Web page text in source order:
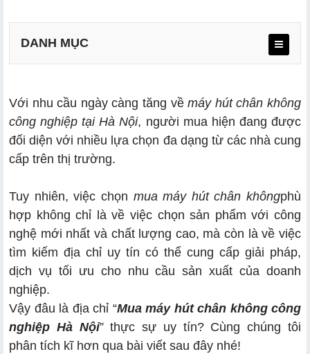
DANH MỤC
2.1. Kinh nghiệm trong ngành máy hút chân không
2.2. Quy mô sự phát triển của công ty
2.3. Sản phẩm cung cấp phải đa dạng
2.4. Chính sách bảo hành sản phẩm
Với nhu cầu ngày càng tăng vềmáy hút chân không
công nghiệp tại Hà Nội, người mua hiện đang được
đối diện với nhiều lựa chọn đa dạng từ các nhà cung
cấp trên thị trường.
Tuy nhiên, việc chọn mua máy hút chân khôngphù
hợp không chỉ là về việc chọn sản phẩm với công
nghệ mới nhất và chất lượng cao, mà còn là về việc
tìm kiếm địa chỉ uy tín có thể cung cấp giải pháp,
dịch vụ tối ưu cho nhu cầu sản xuất của doanh
nghiệp.
Vậy đâu là địa chỉ “Mua máy hút chân không công
nghiệp Hà Nội” thực sự uy tín? Cùng chúng tôi
phân tích kĩ hơn qua bài viết sau đây nhé!